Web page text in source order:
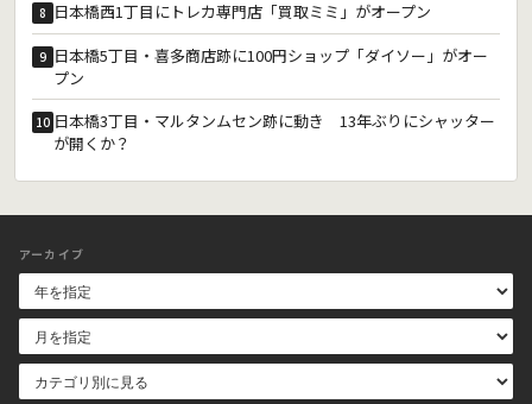
8 日本橋西1丁目にトレカ専門店「買取ミミ」がオープン
9 日本橋5丁目・喜多商店跡に100円ショップ「ダイソー」がオー
プン
10 日本橋3丁目・マルタンムセン跡に動き 13年ぶりにシャッター
が開くか？
アーカイブ